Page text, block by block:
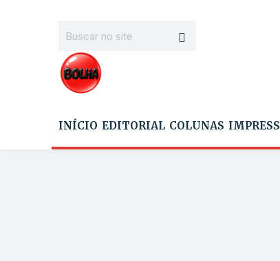
INÍCIO EDITORIAL COLUNAS